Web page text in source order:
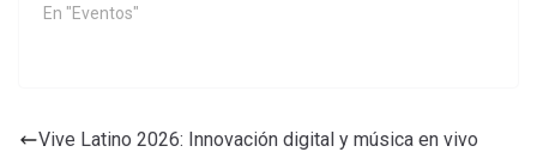
En "Eventos"
Vive Latino 2026: Innovación digital y música en vivo